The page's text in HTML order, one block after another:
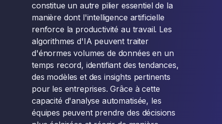
constitue un autre pilier essentiel de la
manière dont l'intelligence artificielle
renforce la productivité au travail. Les
algorithmes d'IA peuvent traiter
d'énormes volumes de données en un
temps record, identifiant des tendances,
des modèles et des insights pertinents
pour les entreprises. Grâce à cette
capacité d'analyse automatisée, les
équipes peuvent prendre des décisions